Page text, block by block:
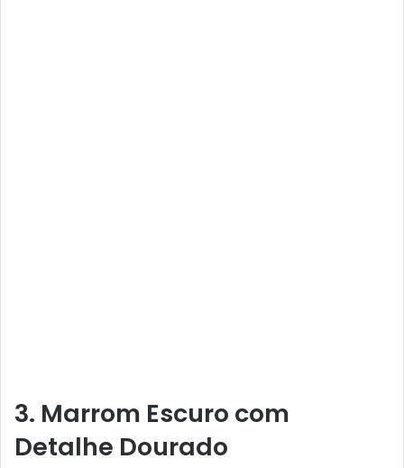
3. Marrom Escuro com
Detalhe Dourado